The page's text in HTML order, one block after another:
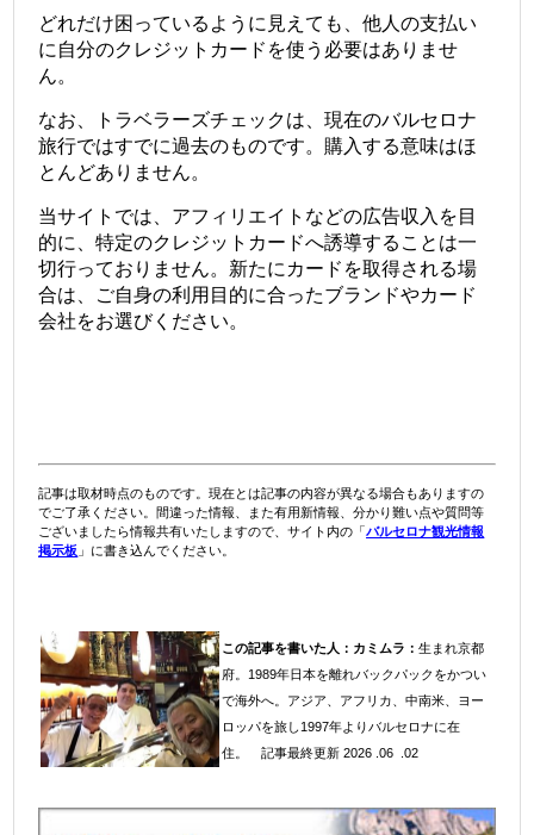
どれだけ困っているように見えても、他人の支払い
に自分のクレジットカードを使う必要はありませ
ん。
なお、トラベラーズチェックは、現在のバルセロナ
旅行ではすでに過去のものです。購入する意味はほ
とんどありません。
当サイトでは、アフィリエイトなどの広告収入を目
的に、特定のクレジットカードへ誘導することは一
切行っておりません。新たにカードを取得される場
合は、ご自身の利用目的に合ったブランドやカード
会社をお選びください。
記事は取材時点のものです。現在とは記事の内容が異なる場合もありますの
でご了承ください。間違った情報、また有用新情報、分かり難い点や質問等
ございましたら情報共有いたしますので、サイト内の「バルセロナ観光情報
掲示板 」に書き込んでください。
この記事を書いた人： カミムラ：生まれ京都
府。1989年日本を離れバックパックをかつい
で海外へ。アジア、アフリカ、中南米、ヨー
ロッパを旅し1997年よりバルセロナに在
住。記事最終更新 2026 .06 .02